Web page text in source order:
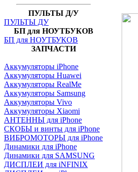
ПУЛЬТЫ Д/У
ПУЛЬТЫ ДУ
БП для НОУТБУКОВ
БП для НОУТБУКОВ
ЗАПЧАСТИ
Аккумуляторы iPhone
Аккумуляторы Huawei
Аккумуляторы RealMe
Аккумуляторы Samsung
Аккумуляторы Vivo
Аккумуляторы Xiaomi
АНТЕННЫ для iPhone
СКОБЫ и винты для iPhone
ВИБРОМОТОРЫ для iPhone
Динамики для iPhone
Динамики для SAMSUNG
ДИСПЛЕИ для iNFINIX